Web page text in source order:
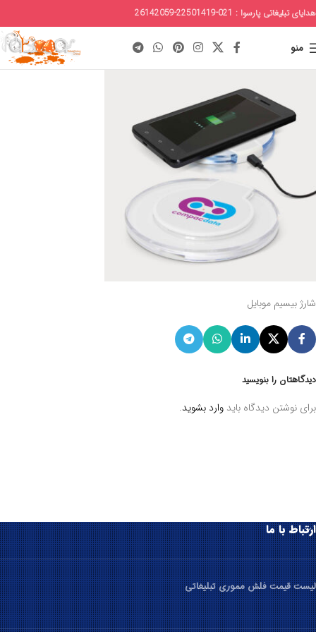
هدایای تبلیغاتی پارسوا : 021-22501419-26142059
منو
شارژ بیسیم موبایل
دیدگاهتان را بنویسید
برای نوشتن دیدگاه باید وارد بشوید.
ارتباط با ما
لیست قیمت فلش مموری تبلیغاتی